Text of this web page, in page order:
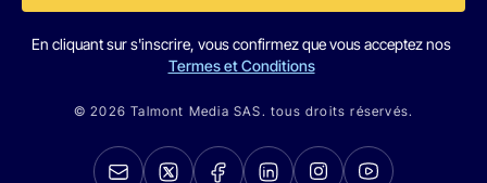
En cliquant sur s'inscrire, vous confirmez que vous acceptez nos
Termes et Conditions
© 2026 Talmont Media SAS. tous droits réservés.